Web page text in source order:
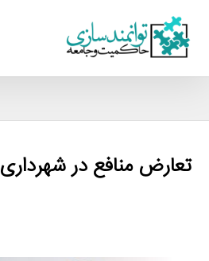
تعارض منافع در شهرداری